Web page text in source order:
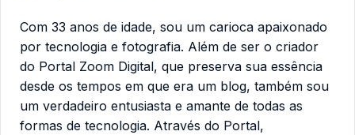
Com 33 anos de idade, sou um carioca apaixonado
por tecnologia e fotografia. Além de ser o criador
do Portal Zoom Digital, que preserva sua essência
desde os tempos em que era um blog, também sou
um verdadeiro entusiasta e amante de todas as
formas de tecnologia. Através do Portal,